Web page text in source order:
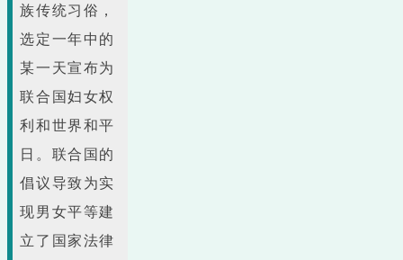
族传统习俗，
选定一年中的
某一天宣布为
联合国妇女权
利和世界和平
日。联合国的
倡议导致为实
现男女平等建
立了国家法律